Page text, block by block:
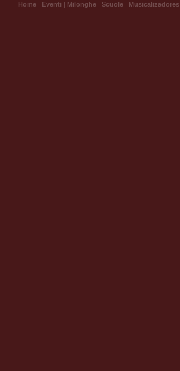
Home | Eventi | Milonghe | Scuole | Musicalizadores